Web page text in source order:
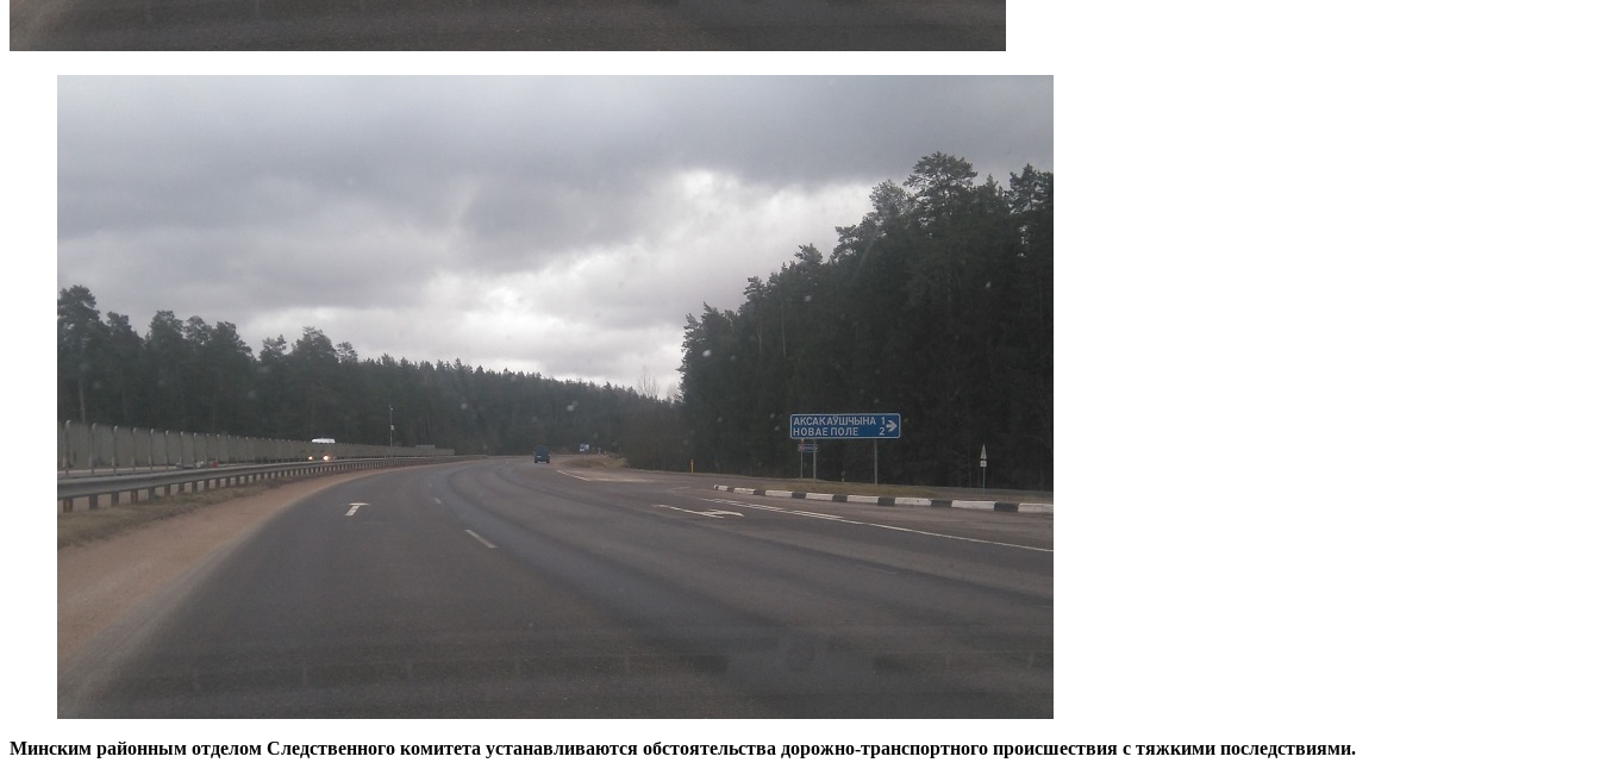
Минским районным отделом Следственного комитета устанавливаются обстоятельства дорожно-транспортного происшествия с тяжкими последствиями.